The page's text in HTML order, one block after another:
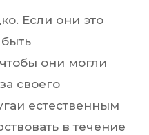
Если они это
они могли
своего
естественным
в течение